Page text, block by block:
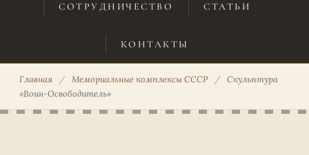
СОТРУДНИЧЕСТВО СТАТЬИ
КОНТАКТЫ
Главная / Мемориальные комплексы СССР /
Скульптура
«Воин-Освободитель»